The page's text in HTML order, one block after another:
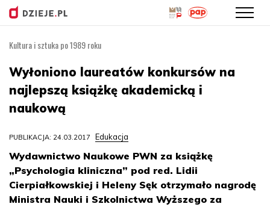
treści
Kultura i sztuka po 1989 roku
Wyłoniono laureatów konkursów na
najlepszą książkę akademicką i
naukową
PUBLIKACJA: 24.03.2017 Edukacja
Wydawnictwo Naukowe PWN za książkę
„Psychologia kliniczna” pod red. Lidii
Cierpiałkowskiej i Heleny Sęk otrzymało nagrodę
Ministra Nauki i Szkolnictwa Wyższego za